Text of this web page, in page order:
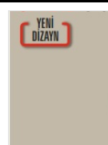
İndirimli Ürünler
Yeni Eklenenler
220V